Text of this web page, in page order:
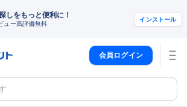
しをもっと便利に！
ュー高評価無料
インストール
会員ログイン